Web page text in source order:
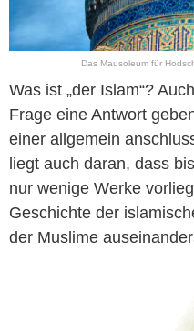
Das Mausoleum für
Was ist „der Islam“?
Frage eine Antwort
einer allgemein
liegt auch daran, dass
nur wenige Werke
Geschichte der
der Muslime